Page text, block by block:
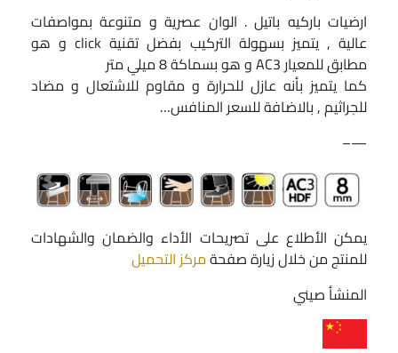
ارضيات باركيه باتيل . الوان عصرية و متنوعة بمواصفات
عالية , يتميز بسهولة التركيب بفضل تقنية click و هو
مطابق للمعيار AC3 و هو بسماكة 8 ميلي متر
كما يتميز بأنه عازل للحرارة و مقاوم للاشتعال و مضاد
للجراثيم , بالاضافة للسعر المنافس…
—–
يمكن الأطلاع على تصريحات الأداء والضمان والشهادات
للمنتج من خلال زيارة صفحةمركز التحميل
المنشأ صيني